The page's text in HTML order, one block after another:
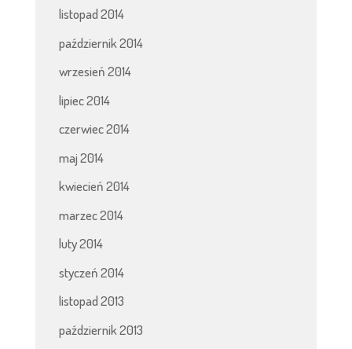
listopad 2014
październik 2014
wrzesień 2014
lipiec 2014
czerwiec 2014
maj 2014
kwiecień 2014
marzec 2014
luty 2014
styczeń 2014
listopad 2013
październik 2013